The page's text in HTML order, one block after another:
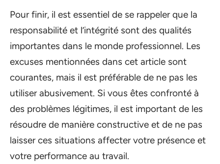
Pour finir, il est essentiel de se rappeler que la
responsabilité et l’intégrité sont des qualités
importantes dans le monde professionnel. Les
excuses mentionnées dans cet article sont
courantes, mais il est préférable de ne pas les
utiliser abusivement. Si vous êtes confronté à
des problèmes légitimes, il est important de les
résoudre de manière constructive et de ne pas
laisser ces situations affecter votre présence et
votre performance au travail.